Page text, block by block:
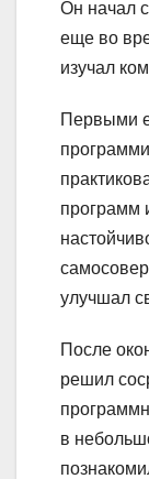
Он начал
еще во
изучал
Первыми
программ
улучшал
После
решил
в